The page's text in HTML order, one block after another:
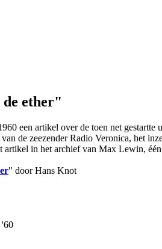
ether"
een artikel over de toen net
de zeezender Radio Veronica, het
in het archief van Max Lewin,
" door Hans Knot
'60